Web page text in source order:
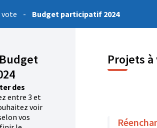
vote - Budget participatif 2024
des
entre 3 et
voir
vos
Projets